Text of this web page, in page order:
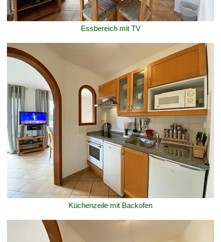
Essbereich mit TV
Küchenzeile mit Backofen